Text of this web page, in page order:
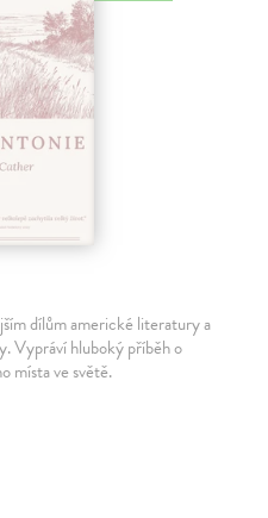
dílům americké literatury a
Vypráví hluboký příběh o
místa ve světě.